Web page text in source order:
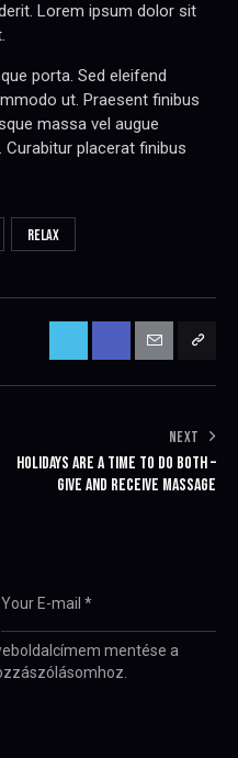
Lorem ipsum dolor sit
porta. Sed eleifend
ut. Praesent finibus
massa vel augue
placerat finibus
RELAX
NEXT
HOLIDAYS ARE A TIME TO DO BOTH –
GIVE AND RECEIVE MASSAGE
mentése a